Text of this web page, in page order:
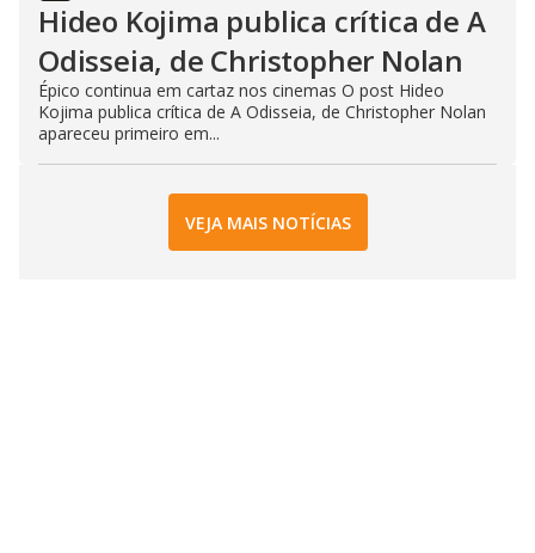
Hideo Kojima publica crítica de A
Odisseia, de Christopher Nolan
Épico continua em cartaz nos cinemas O post Hideo
Kojima publica crítica de A Odisseia, de Christopher Nolan
apareceu primeiro em...
VEJA MAIS NOTÍCIAS